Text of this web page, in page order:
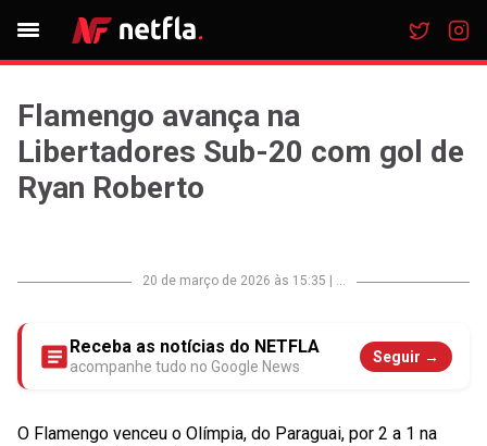
Flamengo avança na
Libertadores Sub-20 com gol de
Ryan Roberto
20 de março de 2026 às 15:35 ...
Receba as notícias do NETFLA
acompanhe tudo no Google News
Seguir →
O Flamengo venceu o Olímpia, do Paraguai, por 2 a 1 na